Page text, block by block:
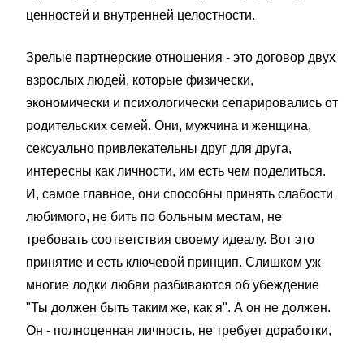
ценностей и внутренней целостности.
Зрелые партнерские отношения - это договор двух
взрослых людей, которые физически,
экономически и психологически сепарировались от
родительских семей. Они, мужчина и женщина,
сексуально привлекательны друг для друга,
интересны как личности, им есть чем поделиться.
И, самое главное, они способны принять слабости
любимого, не бить по больным местам, не
требовать соответствия своему идеалу. Вот это
принятие и есть ключевой принцип. Слишком уж
многие лодки любви разбиваются об убеждение
"Ты должен быть таким же, как я". А он не должен.
Он - полноценная личность, не требует доработки,